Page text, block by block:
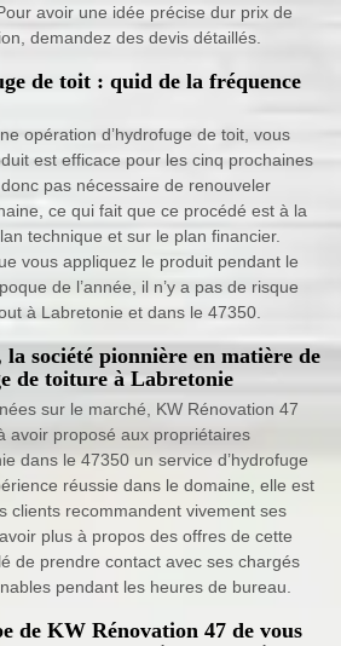
avoir une idée précise dur prix de
demandez des devis détaillés.
de toit : quid de la fréquence
opération d’hydrofuge de toit, vous
est efficace pour les cinq prochaines
pas nécessaire de renouveler
ce qui fait que ce procédé est à la
technique et sur le plan financier.
vous appliquez le produit pendant le
de l’année, il n’y a pas de risque
à Labretonie et dans le 47350.
société pionnière en matière de
de toiture à Labretonie
sur le marché, KW Rénovation 47
avoir proposé aux propriétaires
dans le 47350 un service d’hydrofuge
réussie dans le domaine, elle est
clients recommandent vivement ses
plus à propos des offres de cette
de prendre contact avec ses chargés
pendant les heures de bureau.
de KW Rénovation 47 de vous